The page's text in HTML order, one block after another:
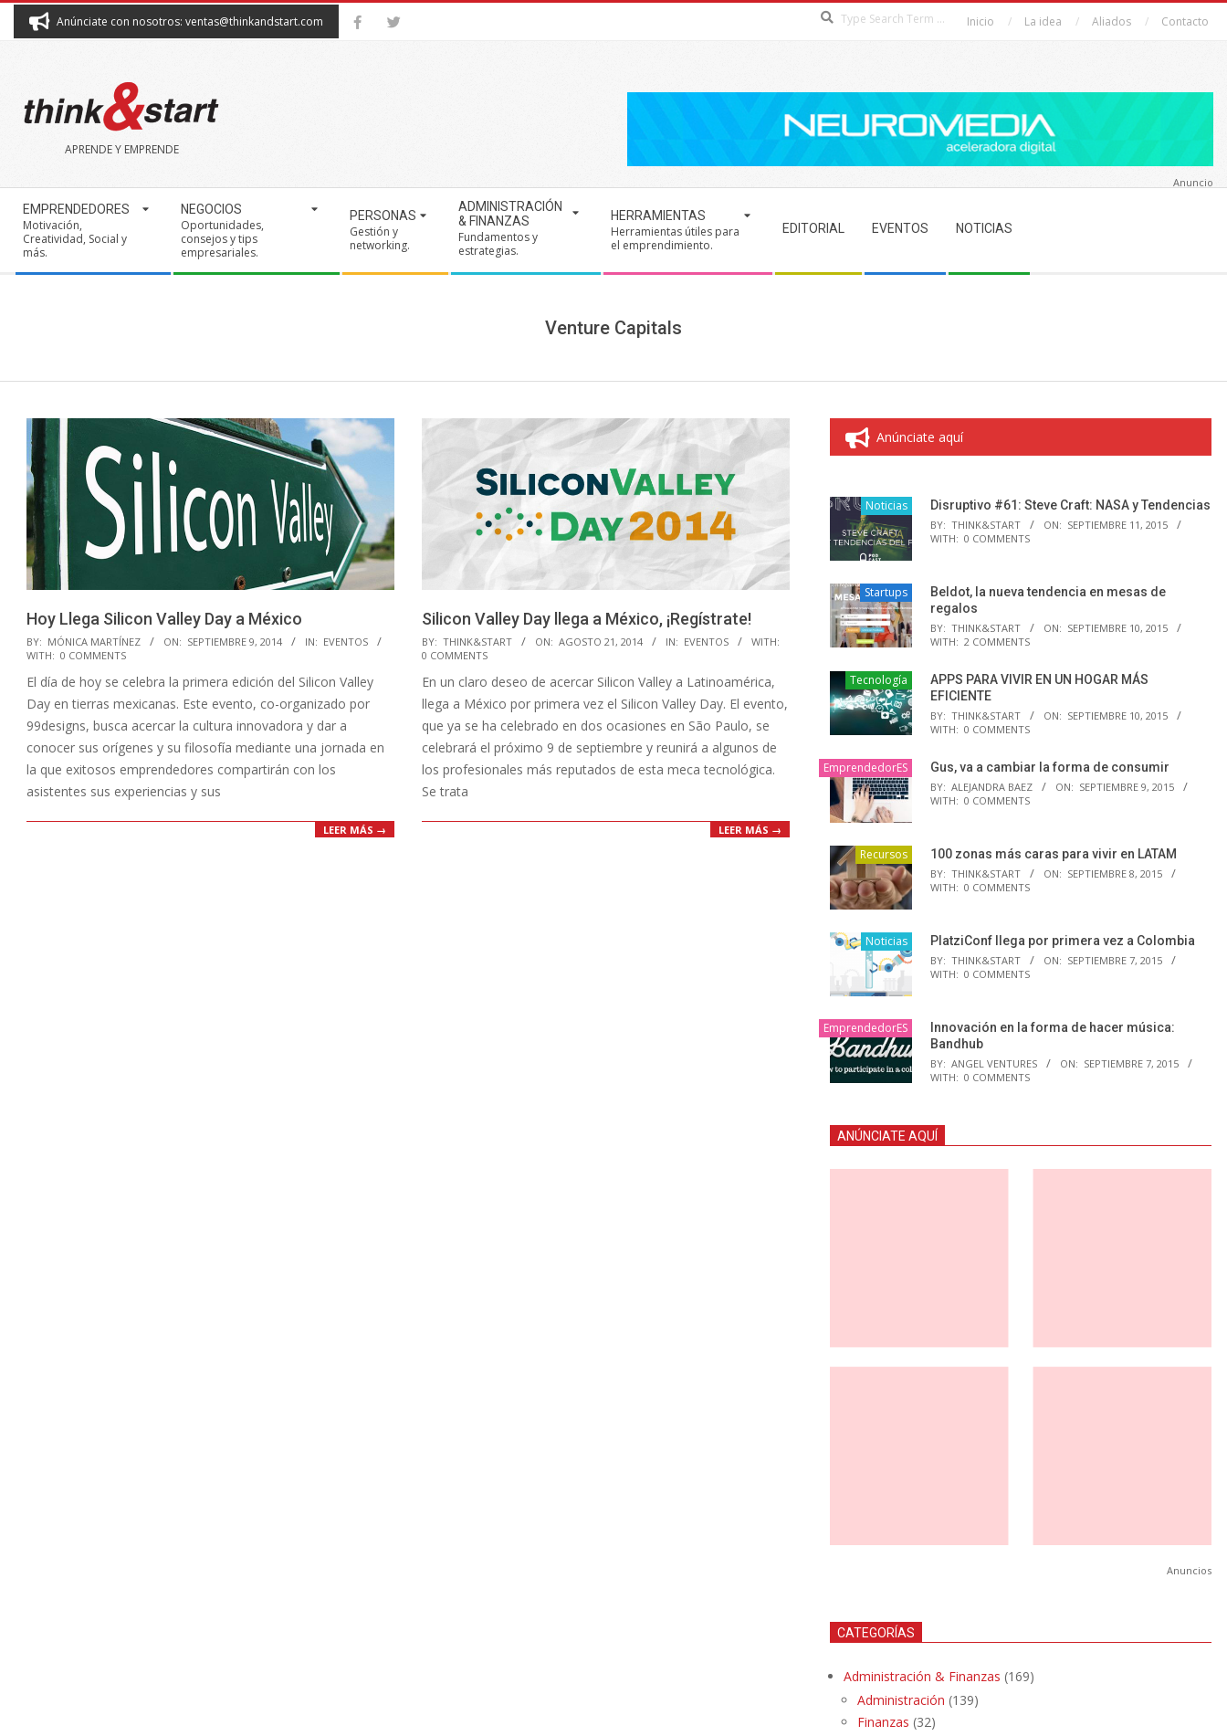
Anúnciate con nosotros: ventas@thinkandstart.com Inicio La idea Aliados Contacto
THINK&START
APRENDE Y EMPRENDE
Navigation
Menu
EMPRENDEDORES
Motivación,
Creatividad, Social y
más.
NEGOCIOS
Oportunidades,
consejos y tips
empresariales.
PERSONAS
Gestión y
networking.
ADMINISTRACIÓN
& FINANZAS
Fundamentos y
estrategias.
HERRAMIENTAS
Herramientas útiles para
el emprendimiento.
EDITORIAL EVENTOS NOTICIAS
Anuncio
Venture Capitals
Hoy Llega Silicon Valley Day a México
2014-
09-
09
BY: MÓNICA MARTÍNEZ ON: SEPTIEMBRE 9, 2014 IN: EVENTOS
WITH: 0 COMMENTS
El día de hoy se celebra la primera edición del Silicon Valley
Day en tierras mexicanas. Este evento, co-organizado por
99designs, busca acercar la cultura innovadora y dar a
conocer sus orígenes y su filosofía mediante una jornada en
la que exitosos emprendedores compartirán con los
asistentes sus experiencias y sus
LEER MÁS →
Silicon Valley Day llega a México, ¡Regístrate!
2014-
08-
21
BY: THINK&START ON: AGOSTO 21, 2014 IN: EVENTOS
WITH:
0 COMMENTS
En un claro deseo de acercar Silicon Valley a Latinoamérica,
llega a México por primera vez el Silicon Valley Day. El evento,
que ya se ha celebrado en dos ocasiones en São Paulo, se
celebrará el próximo 9 de septiembre y reunirá a algunos de
los profesionales más reputados de esta meca tecnológica.
Se trata
LEER MÁS →
Anúnciate aquí
Noticias Disruptivo #61: Steve Craft: NASA y Tendencias
BY: THINK&START ON: SEPTIEMBRE 11, 2015
WITH: 0 COMMENTS
Startups
Beldot, la nueva tendencia en mesas de
regalos
BY: THINK&START ON: SEPTIEMBRE 10, 2015
WITH: 2 COMMENTS
Tecnología
APPS PARA VIVIR EN UN HOGAR MÁS
EFICIENTE
BY: THINK&START ON: SEPTIEMBRE 10, 2015
WITH: 0 COMMENTS
EmprendedorES Gus, va a cambiar la forma de consumir
BY: ALEJANDRA BAEZ ON: SEPTIEMBRE 9, 2015
WITH: 0 COMMENTS
Recursos 100 zonas más caras para vivir en LATAM
BY: THINK&START ON: SEPTIEMBRE 8, 2015
WITH: 0 COMMENTS
Noticias PlatziConf llega por primera vez a Colombia
BY: THINK&START ON: SEPTIEMBRE 7, 2015
WITH: 0 COMMENTS
EmprendedorES
Innovación en la forma de hacer música:
Bandhub
BY: ANGEL VENTURES ON: SEPTIEMBRE 7, 2015
WITH: 0 COMMENTS
ANÚNCIATE AQUÍ
Anuncios
CATEGORÍAS
Administración & Finanzas (169)
Administración (139)
Finanzas (32)